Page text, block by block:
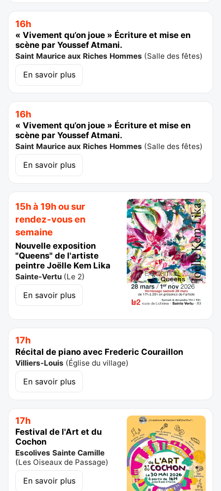
16h
« Vivement qu’on joue » Écriture et mise en
scène par Youssef Atmani.
Saint Maurice aux Riches Hommes (Salle des fêtes)
En savoir plus
16h
« Vivement qu’on joue » Écriture et mise en
scène par Youssef Atmani.
Saint Maurice aux Riches Hommes (Salle des fêtes)
En savoir plus
15h à 19h ou sur
rendez-vous en
semaine
Nouvelle exposition
"Queens" de l'artiste
peintre Joëlle Kem Lika
Sainte-Vertu (Le 2)
En savoir plus
17h
Récital de piano avec Frederic Couraillon
Villiers-Louis (Église du village)
En savoir plus
17h
Festival de l'Art et du
Cochon
Escolives Sainte Camille
(Les Oiseaux de Passage)
En savoir plus